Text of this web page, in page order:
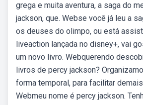
grega e muita aventura, a saga do
jackson, que. Webse você já leu a
os deuses do olimpo, ou está
liveaction lançada no disney+, vai
um novo livro. Webquerendo
livros de percy jackson?
forma temporal, para facilitar
Webmeu nome é percy jackson.